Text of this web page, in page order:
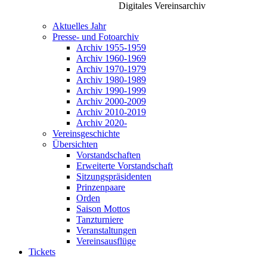
Digitales Vereinsarchiv
Aktuelles Jahr
Presse- und Fotoarchiv
Archiv 1955-1959
Archiv 1960-1969
Archiv 1970-1979
Archiv 1980-1989
Archiv 1990-1999
Archiv 2000-2009
Archiv 2010-2019
Archiv 2020-
Vereinsgeschichte
Übersichten
Vorstandschaften
Erweiterte Vorstandschaft
Sitzungspräsidenten
Prinzenpaare
Orden
Saison Mottos
Tanzturniere
Veranstaltungen
Vereinsausflüge
Tickets